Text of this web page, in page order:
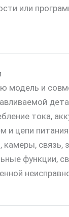
или
модель и
тока,
и цепи питания.
камеры, связь,
функции,